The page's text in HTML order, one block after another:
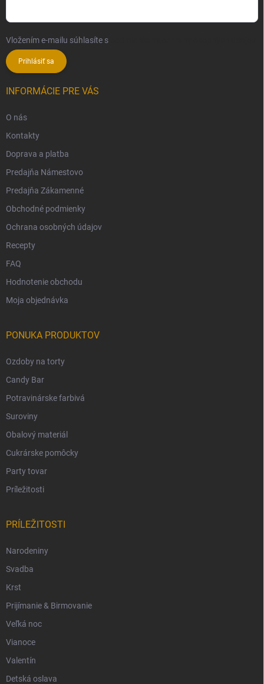
Vložením e-mailu súhlasíte s
Prihlásiť sa
INFORMÁCIE PRE VÁS
O nás
Kontakty
Doprava a platba
Predajňa Námestovo
Predajňa Zákamenné
Obchodné podmienky
Ochrana osobných údajov
Recepty
FAQ
Hodnotenie obchodu
Moja objednávka
PONUKA PRODUKTOV
Ozdoby na torty
Candy Bar
Potravinárske farbivá
Suroviny
Obalový materiál
Cukrárske pomôcky
Party tovar
Príležitosti
PRÍLEŽITOSTI
Narodeniny
Svadba
Krst
Prijímanie & Birmovanie
Veľká noc
Vianoce
Valentín
Detská oslava